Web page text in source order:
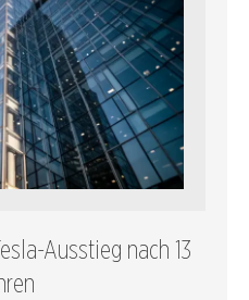
Ausstieg nach 13